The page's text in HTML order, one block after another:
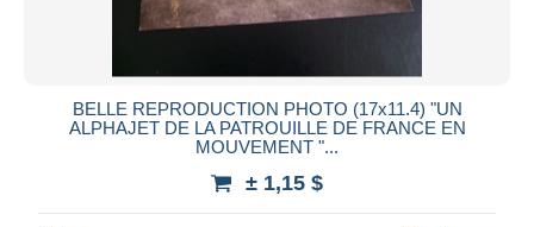
BELLE REPRODUCTION PHOTO (17x11.4) "UN
ALPHAJET DE LA PATROUILLE DE FRANCE EN
MOUVEMENT "...
± 1,15 $